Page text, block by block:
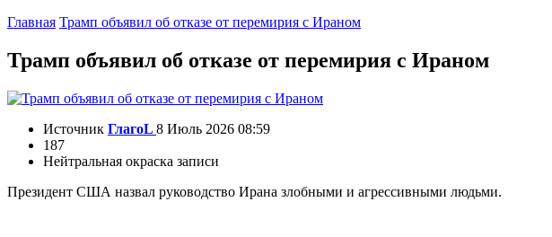
Главная Трамп объявил об отказе от перемирия с Ираном
Трамп объявил об отказе от перемирия с Ираном
Источник ГлагоL 8 Июль 2026 08:59
187
Нейтральная окраска записи
Президент США назвал руководство Ирана злобными и агрессивными людьми.